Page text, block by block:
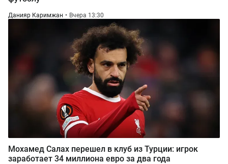
Данияр Каримжан Вчера 13:30
Мохамед Салах перешел в клуб из Турции: игрок
заработает 34 миллиона евро за два года